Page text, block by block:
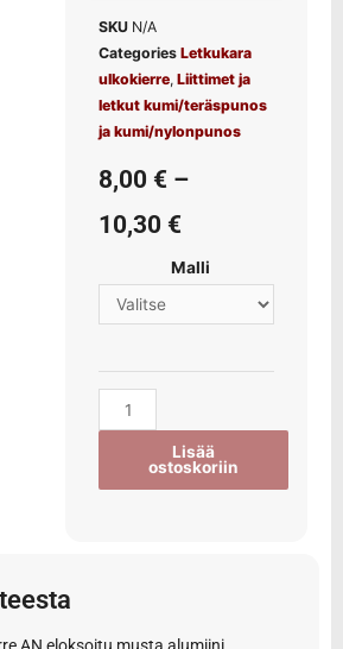
SKU N/A
Categories Letkukara
ulkokierre, Liittimet ja
letkut kumi/teräspunos
ja kumi/nylonpunos
8,00 € –
10,30 €
Malli
Lisää
ostoskoriin
AN eloksoitu musta alumiini.